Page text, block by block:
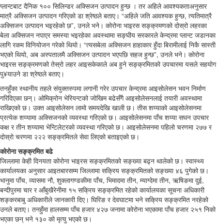
प्लान्टबाट दैनिक १०० सिलिन्डर अक्सिजन उत्पादन हुन्छ । तर अहिले आवश्यकताअनुसार
मात्रै अक्सिजन उत्पादन गरिएको डा श्रेष्ठले बताए। “अहिले जति आवश्यक हुन्छ, त्यतिमात्रै
अक्सिजन उत्पादन भइरहेको छ”, उनले भने। कोरोना भाइरस सङ्क्रमणको दोस्रो लहरका
बेला अक्सिजन नपाएर समस्या भइरहेका अवस्थामा सङ्घीय सरकारले केन्द्रमा प्लान्ट जडानका
लागि रकम विनियोजन गरेको थियो। “त्यसबेला अक्सिजन हाहाकार हुँदा बिरामीलाई निकै सास्ती
भएको थियो, अब अस्पतालमै अक्सिजन उत्पादन भएपछि सहज हुन्छ”, उनले भने। कोरोना
भाइरस सङ्क्रमणको तेस्रो लहर आइसकेकाले अब हुने सङ्क्रमितको उपचारमा यसले सहयोग
पु¥याउने डा श्रेष्ठले बताए।
तनहुँका स्थानीय तहले संयुक्तरुपमा लगानी गरेर उपचार केन्द्रमा आइसोलेसन भवन निर्माण
गरिदिएका छन्। ओमिक्रोन भेरियन्टको जोखिम बढेसँगै आइसोलेसनलाई तयारी अवस्थामा
राखिएको छ। उक्त आइसोलेसन लामो समयदेखि खाली छ। तीस शय्याको आइसोलेसनमा
प्रत्येक शय्यामा अक्सिजनको व्यवस्था गरिएको छ। आइसोलेसनमा पाँच शय्या सघन उपचार
कक्ष र तीन शय्यामा भेन्टिलेटरको व्यवस्था गरिएको छ। आइसोलेसनमा पहिलो चरणमा २७७ र
दोस्रो चरणमा २२२ सङ्क्रमितले सेवा लिएको बताइएको छ।
कोरोना सङ्क्रमित बढे
जिल्लामा केही दिनयता कोरोना भाइरस सङ्क्रमितको सङ्ख्या बढ्न थालेको छ। स्वास्थ्य
कार्यालयका अनुसार आइतबारसम्म जिल्लामा सक्रिय सङ्क्रमितको सङ्ख्या ४६ पुगेको छ।
भानुमा पाँच, व्यासमा नौ, शुक्लागण्डकीमा पाँच, भिमादमा तीन, म्याग्देमा तीन, ऋषिङमा दुई,
बन्दीपुरमा चार र आँबुखैरेनीमा १५ सक्रिय सङ्क्रमित रहेको कार्यालयका सूचना अधिकारी
शङ्करबाबु अधिकारीले जानकारी दिए। घिरिङ र देवघाटमा भने सक्रिय सङ्क्रमित नरहेको
उनले बताए। तनहुँमा हालसम्म पाँच हजार ४२७ जनामा कोरोना भएकामा पाँच हजार २५१ निको
भएका छन् भने १३० को मृत्यु भएको छ।